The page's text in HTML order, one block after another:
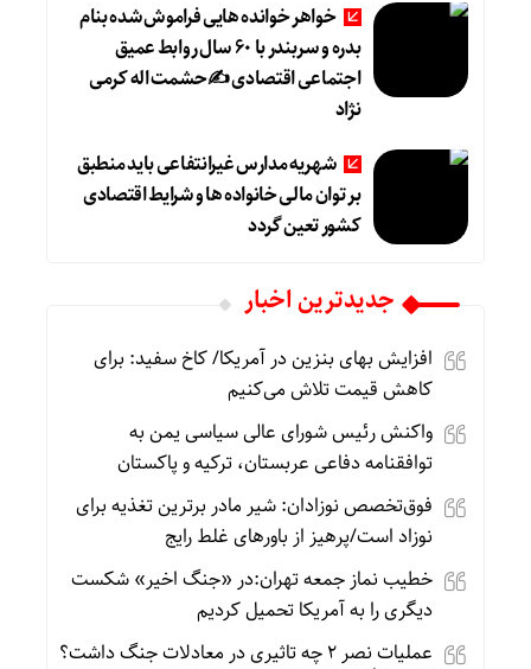
خواهر خوانده هایی فراموش شده بنام
بدره و سربندر با ۶۰ سال روابط عمیق
اجتماعی اقتصادی ✍حشمت اله کرمی
نژاد
شهریه مدارس غیرانتفاعی باید منطبق
بر توان مالی خانواده ها و شرایط اقتصادی
کشور تعین گردد
جديدترين اخبار
افزایش بهای بنزین در آمریکا/ کاخ سفید: برای
کاهش قیمت تلاش می‌کنیم
واکنش رئیس شورای عالی سیاسی یمن به
توافقنامه دفاعی عربستان، ترکیه و پاکستان
فوق‌تخصص نوزادان: شیر مادر برترین تغذیه برای
نوزاد است/پرهیز از باورهای غلط رایج
خطیب نماز جمعه تهران:در «جنگ اخیر» شکست
دیگری را به آمریکا تحمیل کردیم
عملیات نصر ۲ چه تاثیری در معادلات جنگ داشت؟